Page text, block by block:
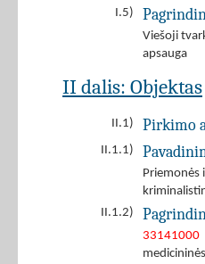
I.5)
Viešoji
apsauga
II dalis: Objektas
II.1) Pirkimo
II.1.1)
Priemonės
II.1.2)
33141000